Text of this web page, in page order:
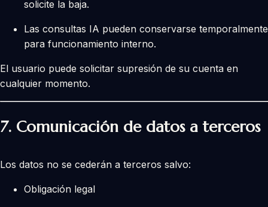
solicite la baja.
Las consultas IA pueden conservarse temporalmente
para funcionamiento interno.
El usuario puede solicitar supresión de su cuenta en
cualquier momento.
7. Comunicación de datos a terceros
Los datos no se cederán a terceros salvo:
Obligación legal